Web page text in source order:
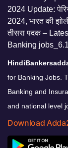
for Banking Jobs.
Banking and
and national level
Download